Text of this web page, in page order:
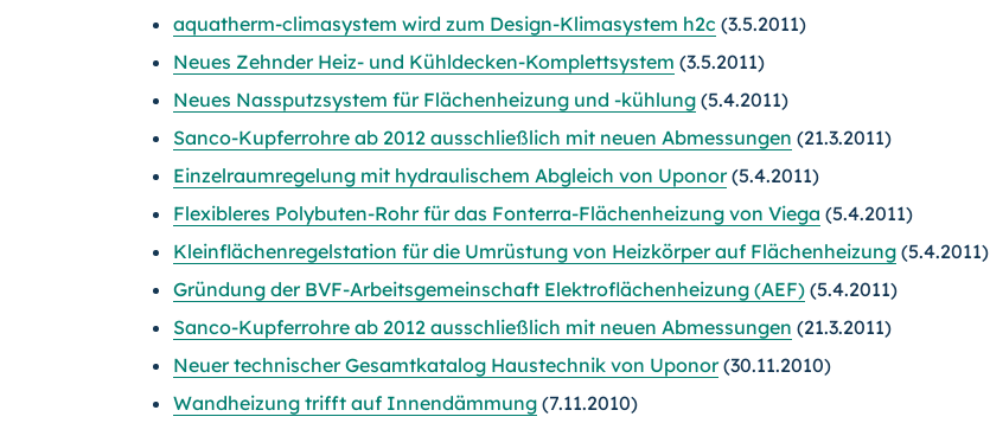
aquatherm-climasystem wird zum Design-Klimasystem h2c (3.5.2011)
Neues Zehnder Heiz- und Kühldecken-Komplettsystem (3.5.2011)
Neues Nassputzsystem für Flächenheizung und -kühlung (5.4.2011)
Sanco-Kupferrohre ab 2012 ausschließlich mit neuen Abmessungen (21.3.2011)
Einzelraumregelung mit hydraulischem Abgleich von Uponor(5.4.2011)
Flexibleres Polybuten-Rohr für das Fonterra-Flächenheizung von Viega (5.4.2011)
Kleinflächenregelstation für die Umrüstung von Heizkörper auf Flächenheizung (5.4.2011)
Gründung der BVF-Arbeitsgemeinschaft Elektroflächenheizung (AEF) (5.4.2011)
Sanco-Kupferrohre ab 2012 ausschließlich mit neuen Abmessungen (21.3.2011)
Neuer technischer Gesamtkatalog Haustechnik von Uponor(30.11.2010)
Wandheizung trifft auf Innendämmung (7.11.2010)